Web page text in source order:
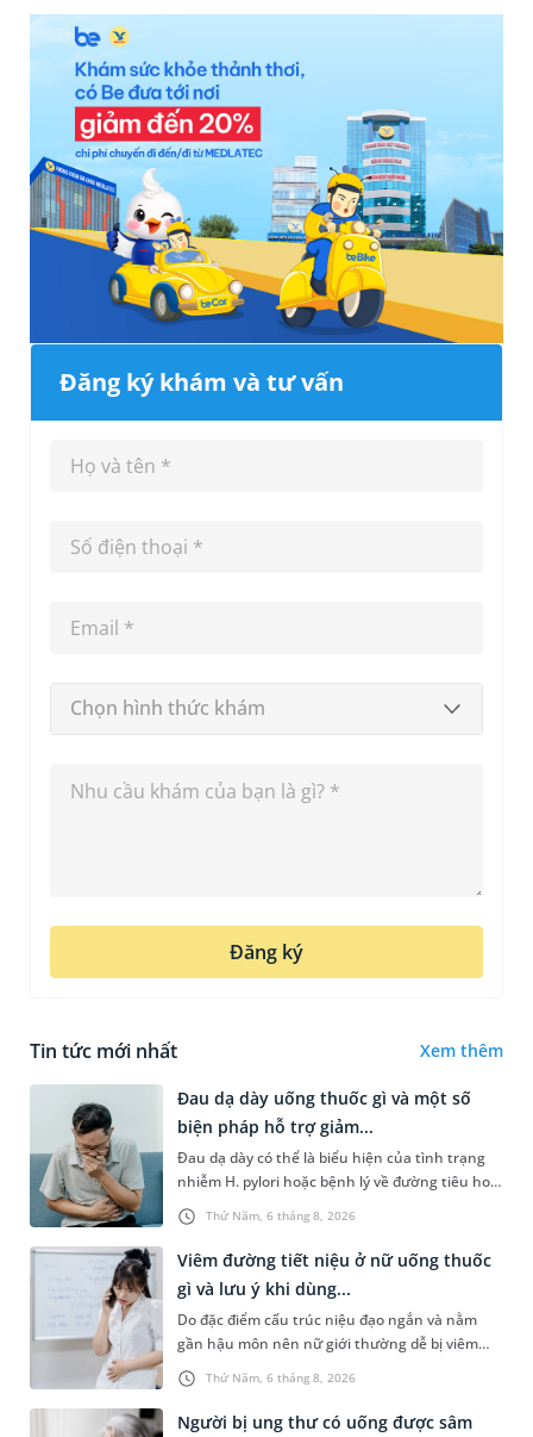
Đăng ký khám và tư vấn
Chọn hình thức khám
Đăng ký
Tin tức mới nhất Xem thêm
Thứ Năm, 6 tháng 8, 2026
Đau dạ dày uống thuốc gì và một số
biện pháp hỗ trợ giảm...
Đau dạ dày có thể là biểu hiện của tình trạng
nhiễm H. pylori hoặc bệnh lý về đường tiêu hoá
khác. Dựa theo nguyên nhân cụ thể, bác sĩ sẽ
cân nhắc chỉ định p...
Thứ Năm, 6 tháng 8, 2026
Viêm đường tiết niệu ở nữ uống thuốc
gì và lưu ý khi dùng...
Do đặc điểm cấu trúc niệu đạo ngắn và nằm
gần hậu môn nên nữ giới thường dễ bị viêm
đường tiết niệu hơn nam giới. Tùy theo nguyên
nhân, mức độ nhiễm trùng và...
Người bị ung thư có uống được sâm